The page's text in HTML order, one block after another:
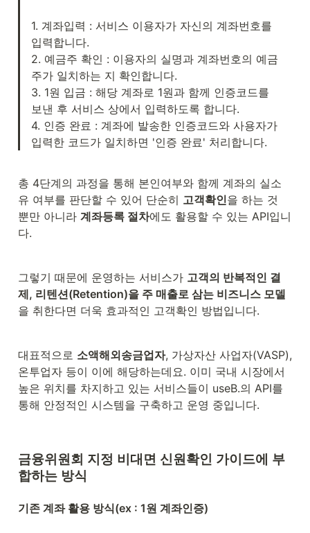
1. 계좌입력 : 서비스 이용자가 자신의 계좌번호를
입력합니다.
2. 예금주 확인 : 이용자의 실명과 계좌번호의 예금
주가 일치하는 지 확인합니다.
3. 1원 입금 : 해당 계좌로 1원과 함께 인증코드를
보낸 후 서비스 상에서 입력하도록 합니다.
4. 인증 완료 : 계좌에 발송한 인증코드와 사용자가
입력한 코드가 일치하면 '인증 완료' 처리합니다.
총 4단계의 과정을 통해 본인여부와 함께 계좌의 실소
유 여부를 판단할 수 있어 단순히 고객확인을 하는 것
뿐만 아니라 계좌등록 절차에도 활용할 수 있는 API입니
다.
그렇기 때문에 운영하는 서비스가 고객의 반복적인 결
제, 리텐션(Retention)을 주 매출로 삼는 비즈니스 모델
을 취한다면 더욱 효과적인 고객확인 방법입니다.
대표적으로 소액해외송금업자, 가상자산 사업자(VASP),
온투업자 등이 이에 해당하는데요. 이미 국내 시장에서
높은 위치를 차지하고 있는 서비스들이 useB.의 API를
통해 안정적인 시스템을 구축하고 운영 중입니다.
금융위원회 지정 비대면 신원확인 가이드에 부
합하는 방식
기존 계좌 활용 방식(ex : 1원 계좌인증)